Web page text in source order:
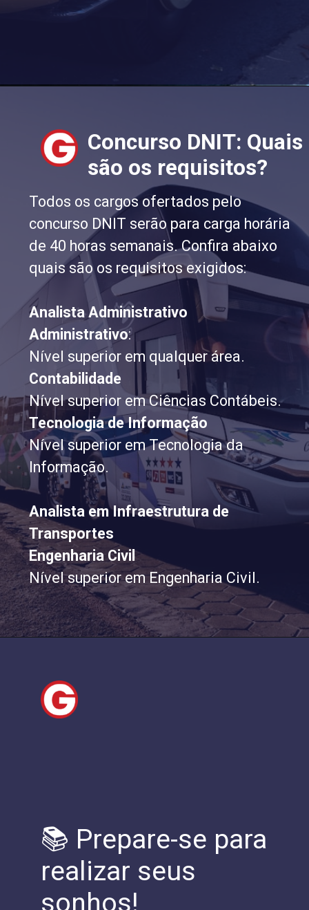
Concurso DNIT: Quais
são os requisitos?
Todos os cargos ofertados pelo
concurso DNIT serão para carga horária
de 40 horas semanais. Confira abaixo
quais são os requisitos exigidos:
Analista Administrativo
Administrativo:
Nível superior em qualquer área.
Contabilidade
Nível superior em Ciências Contábeis.
Tecnologia de Informação
Nível superior em Tecnologia da
Informação.
Analista em Infraestrutura de
Transportes
Engenharia Civil
Nível superior em Engenharia Civil.
📚 Prepare-se para
realizar seus
sonhos!